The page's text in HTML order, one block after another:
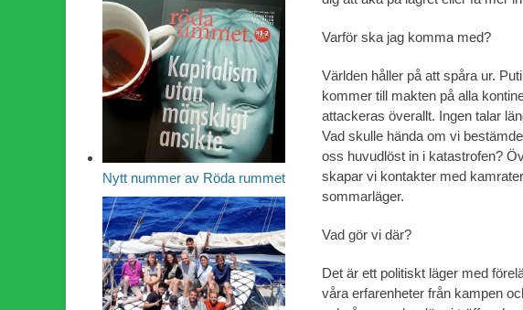
Varför ska jag komma med?
Världen håller på att spåra ur.
kommer till makten på alla
attackeras överallt. Ingen talar
Vad skulle hända om vi
oss huvudlöst in i katastrofen?
skapar vi kontakter med
sommarläger.
Vad gör vi där?
Det är ett politiskt läger med
våra erfarenheter från kampen
Nytt nummer av Röda rummet